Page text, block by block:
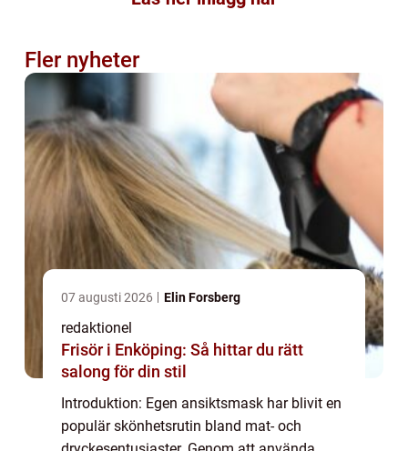
Fler nyheter
07 augusti 2026 Elin Forsberg
redaktionel
Frisör i Enköping: Så hittar du rätt
salong för din stil
Introduktion: Egen ansiktsmask har blivit en
populär skönhetsrutin bland mat- och